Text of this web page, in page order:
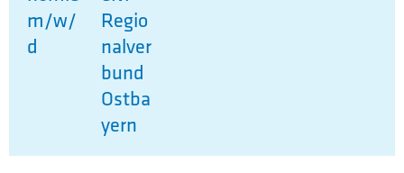
m/w/
d
Regio
nalver
bund
Ostba
yern